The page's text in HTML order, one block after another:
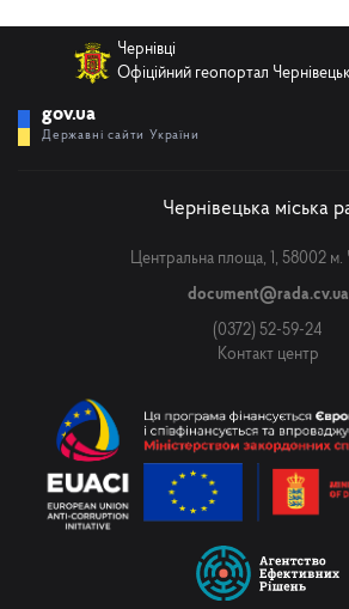
Чернівці
Офіційний геопортал
gov.ua
Державні сайти України
Чернівецька міська
Центральна площа, 1, 58002 м.
document@rada.cv.ua
(0372) 52-59-24
Контакт центр